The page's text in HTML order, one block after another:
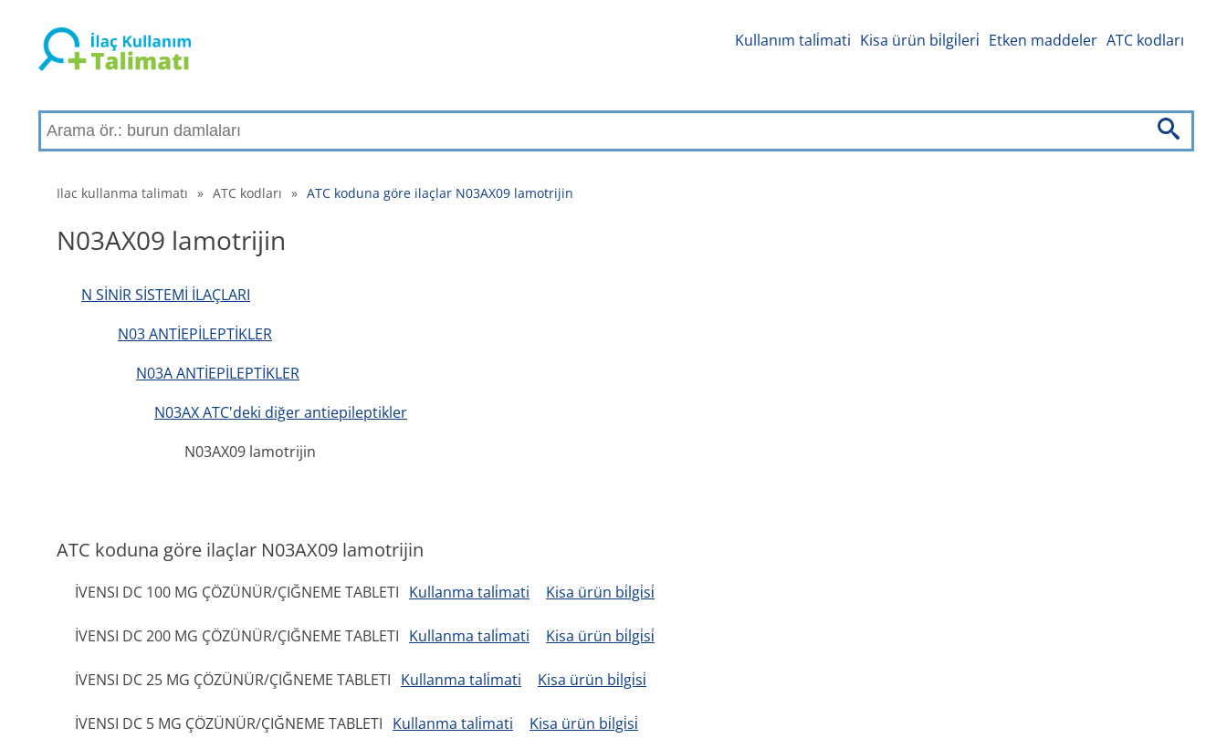
Kullanım tali̇mati Kisa ürün bi̇lgi̇leri̇ Etken maddeler ATC kodları
Ilac kullanma talimatı » ATC kodları » ATC koduna göre ilaçlar N03AX09 lamotrijin
N03AX09 lamotrijin
N SİNİR SİSTEMİ İLAÇLARI
N03 ANTİEPİLEPTİKLER
N03A ANTİEPİLEPTİKLER
N03AX ATC'deki diğer antiepileptikler
N03AX09 lamotrijin
ATC koduna göre ilaçlar N03AX09 lamotrijin
İVENSI DC 100 MG ÇÖZÜNÜR/ÇIĞNEME TABLETI Kullanma tali̇mati Kisa ürün bi̇lgi̇si̇
İVENSI DC 200 MG ÇÖZÜNÜR/ÇIĞNEME TABLETI Kullanma tali̇mati Kisa ürün bi̇lgi̇si̇
İVENSI DC 25 MG ÇÖZÜNÜR/ÇIĞNEME TABLETI Kullanma tali̇mati Kisa ürün bi̇lgi̇si̇
İVENSI DC 5 MG ÇÖZÜNÜR/ÇIĞNEME TABLETI Kullanma tali̇mati Kisa ürün bi̇lgi̇si̇